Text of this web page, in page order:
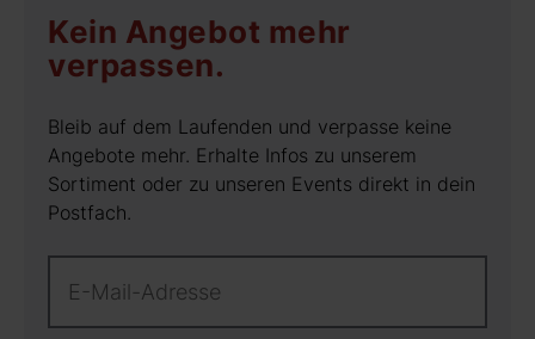
Kein Angebot mehr
verpassen.
Bleib auf dem Laufenden und verpasse keine
Angebote mehr. Erhalte Infos zu unserem
Sortiment oder zu unseren Events direkt in dein
Postfach.